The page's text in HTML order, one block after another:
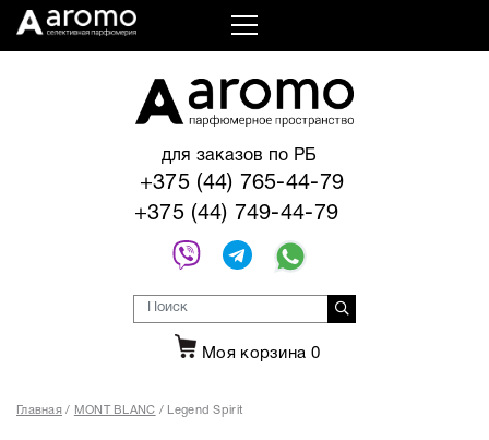
для заказов по РБ
+375 (44) 765-44-79
+375 (44) 749-44-79
Моя корзина 0
Главная MONT BLANC Legend Spirit